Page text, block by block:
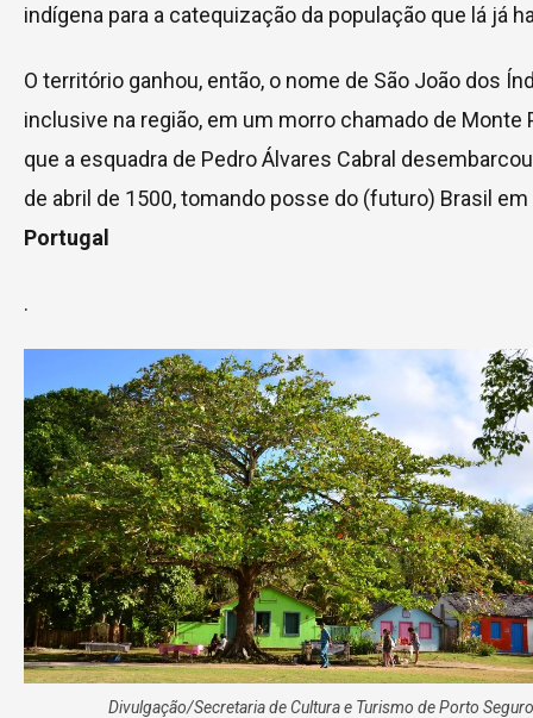
indígena para a catequização da população que lá já
O território ganhou, então, o nome de São João dos
inclusive na região, em um morro chamado de Monte
que a esquadra de Pedro Álvares Cabral
de abril de 1500, tomando posse do (futuro) Brasil
Portugal
.
Divulgação/Secretaria de Cultura e Turismo de Porto Seguro